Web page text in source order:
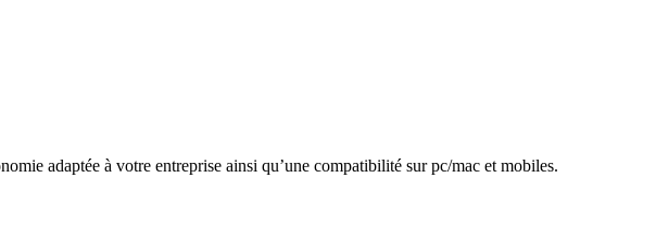
adaptée à votre entreprise ainsi qu’une compatibilité sur pc/mac et mobiles.